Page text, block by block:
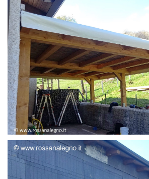
STRUTTURA ADDOSSATA LAMELLARE